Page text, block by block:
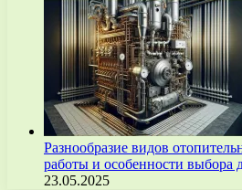
Разнообразие видов
работы и особенности выбора
23.05.2025